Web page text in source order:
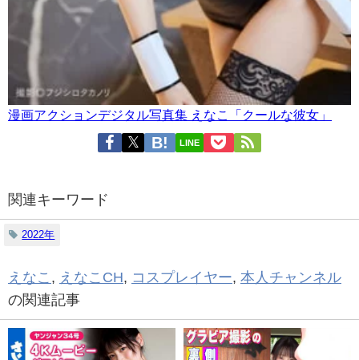
漫画アクションデジタル写真集 えなこ「クールな彼女」
LINE
関連キーワード
2022年
えなこ , えなこCH, コスプレイヤー, 本人チャンネル
の関連記事